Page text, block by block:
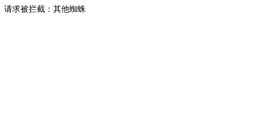
请求被拦截：其他蜘蛛